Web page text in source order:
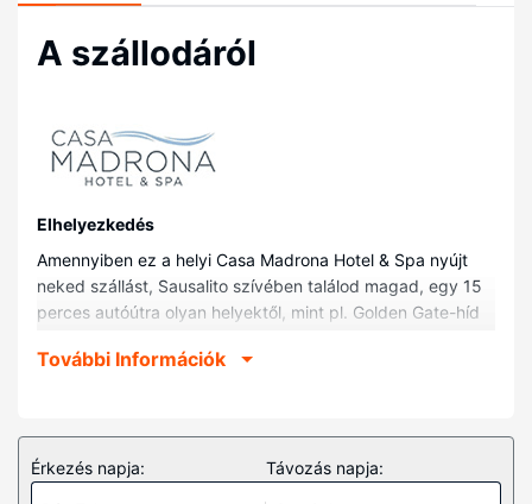
A szállodáról
Elhelyezkedés
Amennyiben ez a helyi Casa Madrona Hotel & Spa nyújt
neked szállást, Sausalito szívében találod magad, egy 15
perces autóútra olyan helyektől, mint pl. Golden Gate-híd
kb. 7,3 km-re található Marin Headlands, ill. 8,2 km-re
Helyezze magát kényelembe a(z) 63 egyedi dekorációval
kialakított szoba egyikében, melyekben iPod dokkoló
További Információk
Érkezés napja: Távozás napja: